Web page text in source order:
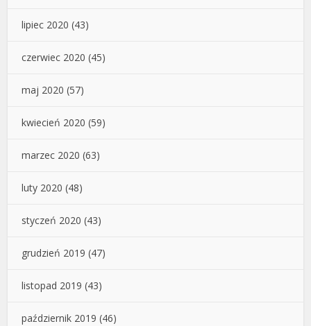
lipiec 2020 (43)
czerwiec 2020 (45)
maj 2020 (57)
kwiecień 2020 (59)
marzec 2020 (63)
luty 2020 (48)
styczeń 2020 (43)
grudzień 2019 (47)
listopad 2019 (43)
październik 2019 (46)